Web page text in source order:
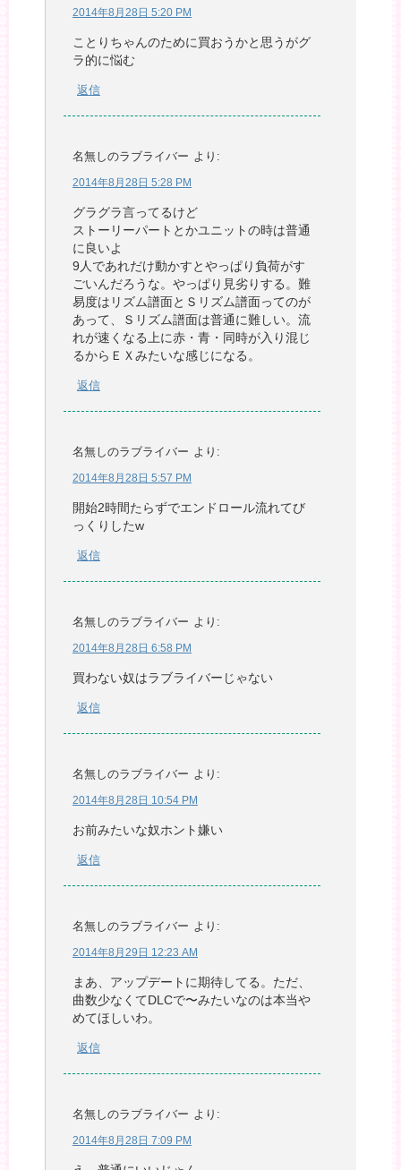
2014年8月28日 5:20 PM
ことりちゃんのために買おうかと思うがグ
ラ的に悩む
返信
名無しのラブライバー より:
2014年8月28日 5:28 PM
グラグラ言ってるけど
ストーリーパートとかユニットの時は普通
に良いよ
9人であれだけ動かすとやっぱり負荷がす
ごいんだろうな。やっぱり見劣りする。難
易度はリズム譜面とＳリズム譜面ってのが
あって、Ｓリズム譜面は普通に難しい。流
れが速くなる上に赤・青・同時が入り混じ
るからＥＸみたいな感じになる。
返信
名無しのラブライバー より:
2014年8月28日 5:57 PM
開始2時間たらずでエンドロール流れてび
っくりしたw
返信
名無しのラブライバー より:
2014年8月28日 6:58 PM
買わない奴はラブライバーじゃない
返信
名無しのラブライバー より:
2014年8月28日 10:54 PM
お前みたいな奴ホント嫌い
返信
名無しのラブライバー より:
2014年8月29日 12:23 AM
まあ、アップデートに期待してる。ただ、
曲数少なくてDLCで〜みたいなのは本当や
めてほしいわ。
返信
名無しのラブライバー より:
2014年8月28日 7:09 PM